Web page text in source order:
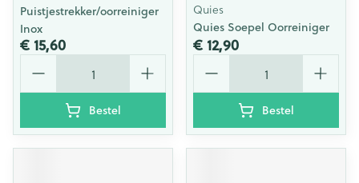
Puistjestrekker/oorreiniger
Inox
€ 15,60
Aantal
Bestel
Quies
Quies Soepel Oorreiniger
€ 12,90
Aantal
Bestel